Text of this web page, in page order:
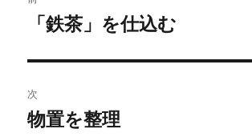
稿
ビ
ゲ
過
の
投
稿:
「鉄茶」を仕込む
次
次
物置を整理